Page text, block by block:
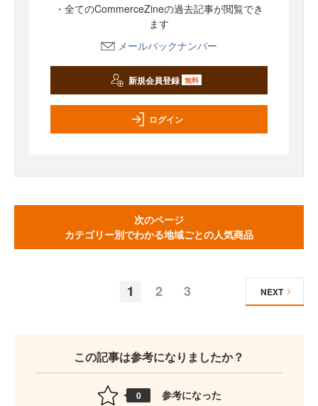
・全てのCommerceZineの過去記事が閲覧でき
ます
メールバックナンバー
新規会員登録 無料
ログイン
次のページ
カテゴリー別でわかる地域ごとの人気商品
1 2 3 NEXT
この記事は参考になりましたか？
0 参考になった